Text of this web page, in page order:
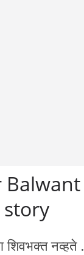
शिवभक्त नव्हते